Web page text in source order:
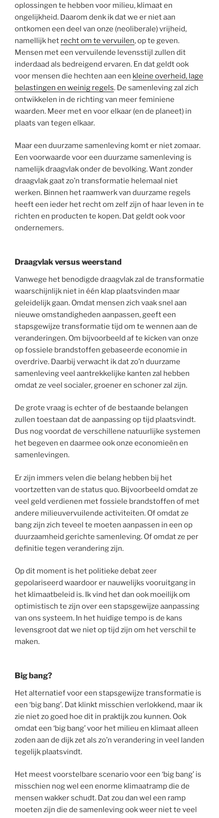
oplossingen te hebben voor milieu, klimaat en
ongelijkheid. Daarom denk ik dat we er niet aan
ontkomen een deel van onze (neoliberale) vrijheid,
namellijk het recht om te vervuilen, op te geven.
Mensen met een vervuilende levensstijl zullen dit
inderdaad als bedreigend ervaren. En dat geldt ook
voor mensen die hechten aan een kleine overheid, lage
belastingen en weinig regels. De samenleving zal zich
ontwikkelen in de richting van meer feminiene
waarden. Meer met en voor elkaar (en de planeet) in
plaats van tegen elkaar.
Maar een duurzame samenleving komt er niet zomaar.
Een voorwaarde voor een duurzame samenleving is
namelijk draagvlak onder de bevolking. Want zonder
draagvlak gaat zo’n transformatie helemaal niet
werken. Binnen het raamwerk van duurzame regels
heeft een ieder het recht om zelf zijn of haar leven in te
richten en producten te kopen. Dat geldt ook voor
ondernemers.
Draagvlak versus weerstand
Vanwege het benodigde draagvlak zal de transformatie
waarschijnlijk niet in één klap plaatsvinden maar
geleidelijk gaan. Omdat mensen zich vaak snel aan
nieuwe omstandigheden aanpassen, geeft een
stapsgewijze transformatie tijd om te wennen aan de
veranderingen. Om bijvoorbeeld af te kicken van onze
op fossiele brandstoffen gebaseerde economie in
overdrive. Daarbij verwacht ik dat zo’n duurzame
samenleving veel aantrekkelijke kanten zal hebben
omdat ze veel socialer, groener en schoner zal zijn.
De grote vraag is echter of de bestaande belangen
zullen toestaan dat de aanpassing op tijd plaatsvindt.
Dus nog voordat de verschillene natuurlijke systemen
het begeven en daarmee ook onze economieën en
samenlevingen.
Er zijn immers velen die belang hebben bij het
voortzetten van de status quo. Bijvoorbeeld omdat ze
veel geld verdienen met fossiele brandstoffen of met
andere milieuvervuilende activiteiten. Of omdat ze
bang zijn zich teveel te moeten aanpassen in een op
duurzaamheid gerichte samenleving. Of omdat ze per
definitie tegen verandering zijn.
Op dit moment is het politieke debat zeer
gepolariseerd waardoor er nauwelijks vooruitgang in
het klimaatbeleid is. Ik vind het dan ook moeilijk om
optimistisch te zijn over een stapsgewijze aanpassing
van ons systeem. In het huidige tempo is de kans
levensgroot dat we niet op tijd zijn om het verschil te
maken.
Big bang?
Het alternatief voor een stapsgewijze transformatie is
een ‘big bang’. Dat klinkt misschien verlokkend, maar ik
zie niet zo goed hoe dit in praktijk zou kunnen. Ook
omdat een ‘big bang’ voor het milieu en klimaat alleen
zoden aan de dijk zet als zo’n verandering in veel landen
tegelijk plaatsvindt.
Het meest voorstelbare scenario voor een ‘big bang’ is
misschien nog wel een enorme klimaatramp die de
mensen wakker schudt. Dat zou dan wel een ramp
moeten zijn die de samenleving ook weer niet te veel